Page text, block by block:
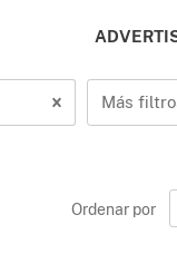
Más
Ordenar por